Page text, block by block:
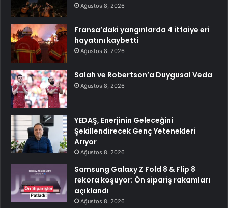
Ağustos 8, 2026
Fransa’daki yangınlarda 4 itfaiye eri
hayatını kaybetti
Ağustos 8, 2026
Salah ve Robertson’a Duygusal Veda
Ağustos 8, 2026
YEDAŞ, Enerjinin Geleceğini
Şekillendirecek Genç Yetenekleri
Arıyor
Ağustos 8, 2026
Samsung Galaxy Z Fold 8 & Flip 8
rekora koşuyor: Ön sipariş rakamları
açıklandı
Ağustos 8, 2026